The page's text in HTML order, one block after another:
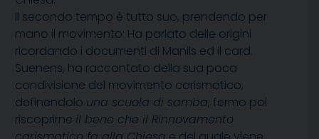
Il secondo tempo è tutto suo, prendendo per
mano il movimento: Ha parlato delle origini
ricordando i documenti di Manils ed il card.
Suenens, ha raccontato della sua poca
condivisione del movimento carismatico,
definendolo  una scuola di samba, fermo poi
riscoprirne  il bene che il Rinnovamento